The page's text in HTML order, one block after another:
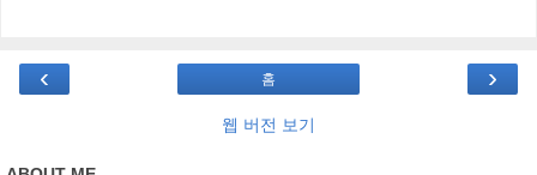
‹ ›
홈
웹 버전 보기